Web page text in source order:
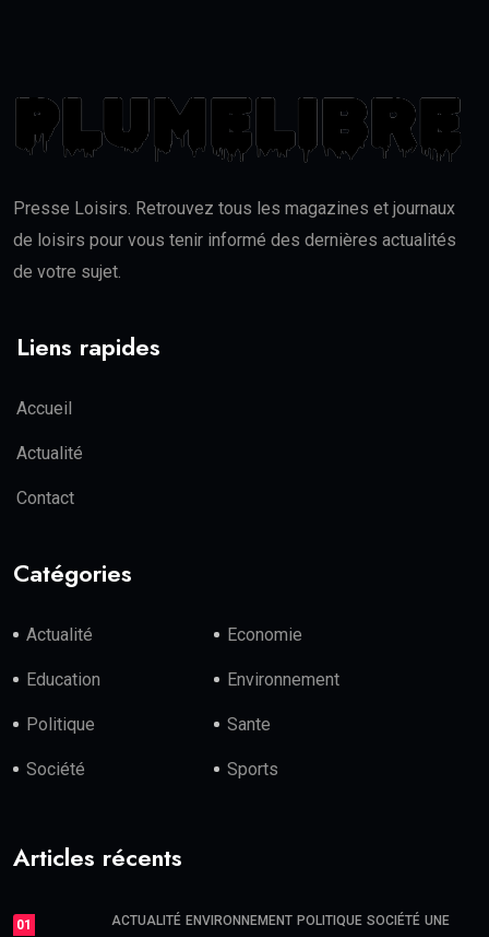
Presse Loisirs. Retrouvez tous les magazines et journaux
de loisirs pour vous tenir informé des dernières actualités
de votre sujet.
Liens rapides
Accueil
Actualité
Contact
Catégories
Actualité Economie
Education Environnement
Politique Sante
Société Sports
Articles récents
01 ACTUALITÉ ENVIRONNEMENT POLITIQUE SOCIÉTÉ UNE